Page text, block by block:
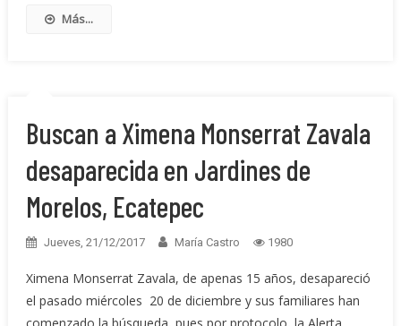
Más...
Buscan a Ximena Monserrat Zavala
desaparecida en Jardines de
Morelos, Ecatepec
Jueves, 21/12/2017 María Castro 1980
Ximena Monserrat Zavala, de apenas 15 años, desapareció
el pasado miércoles 20 de diciembre y sus familiares han